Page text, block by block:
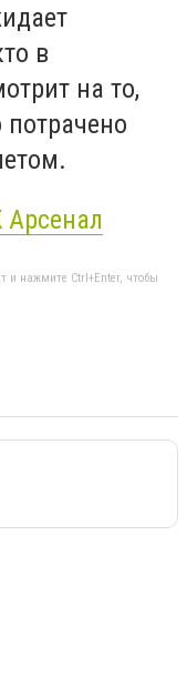
в
на то,
потрачено
и нажмите Ctrl+Enter, чтобы